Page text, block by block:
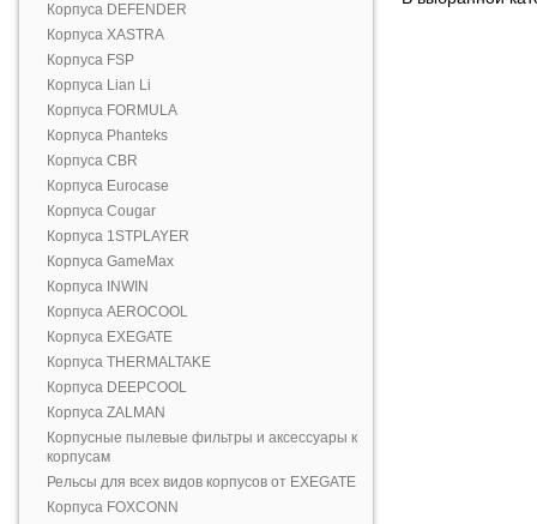
Корпуса DEFENDER
Корпуса XASTRA
Корпуса FSP
Корпуса Lian Li
Корпуса FORMULA
Корпуса Phanteks
Корпуса CBR
Корпуса Eurocase
Корпуса Cougar
Корпуса 1STPLAYER
Корпуса GameMax
Корпуса INWIN
Корпуса AEROCOOL
Корпуса EXEGATE
Корпуса THERMALTAKE
Корпуса DEEPCOOL
Корпуса ZALMAN
Корпусные пылевые фильтры и аксессуары к
корпусам
Рельсы для всех видов корпусов от EXEGATE
Корпуса FOXCONN